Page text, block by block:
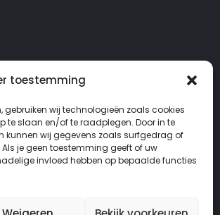
toestemming
gebruiken wij technologieën zoals cookies
te slaan en/of te raadplegen. Door in te
kunnen wij gegevens zoals surfgedrag of
Als je geen toestemming geeft of uw
invloed hebben op bepaalde functies